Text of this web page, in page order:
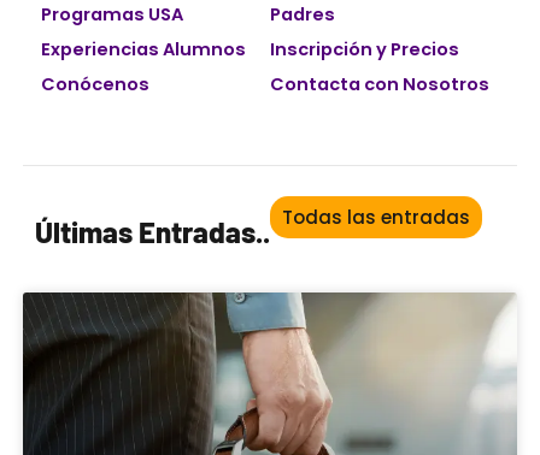
Programas USA
Experiencias Alumnos
Conócenos
Padres
Inscripción y Precios
Contacta con Nosotros
Últimas Entradas.. Todas las entradas